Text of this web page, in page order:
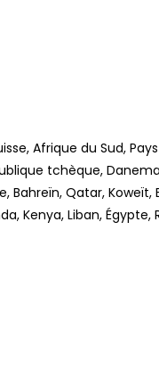
Afrique du Sud,
tchèque,
Qatar,
Kenya, Liban, Égypte,